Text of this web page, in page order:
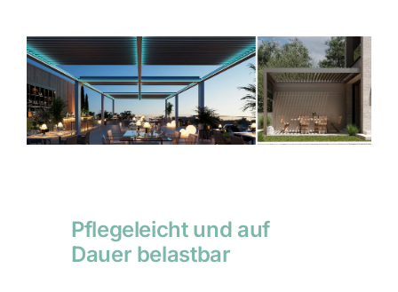
Pflegeleicht und auf
Dauer belastbar